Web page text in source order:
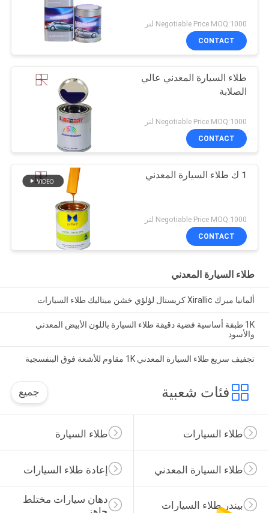
Negotiable Price MOQ:1000 لتر
CONTACT
طلاء السيارة المعدني عالي
الصلابة
Negotiable Price MOQ:1000 لتر
CONTACT
1 ك طلاء السيارة المعدني
Negotiable Price MOQ:1000 لتر
CONTACT
طلاء السيارة المعدني
ألمانيا ميرك Xirallic كريستال لؤلؤي خشن ميتاليك طلاء السيارات
1K طبقة أساسية فضية دقيقة طلاء السيارة باللون الأبيض المعدني
والأسود
تجفيف سريع طلاء السيارة المعدني 1K مقاوم للأشعة فوق البنفسجية
فئات شعبية جميع
طلاء السيارة طلاء السيارات
إعادة طلاء السيارات طلاء السيارة المعدني
دهان سيارات مختلط
بيندر طلاء السيارات